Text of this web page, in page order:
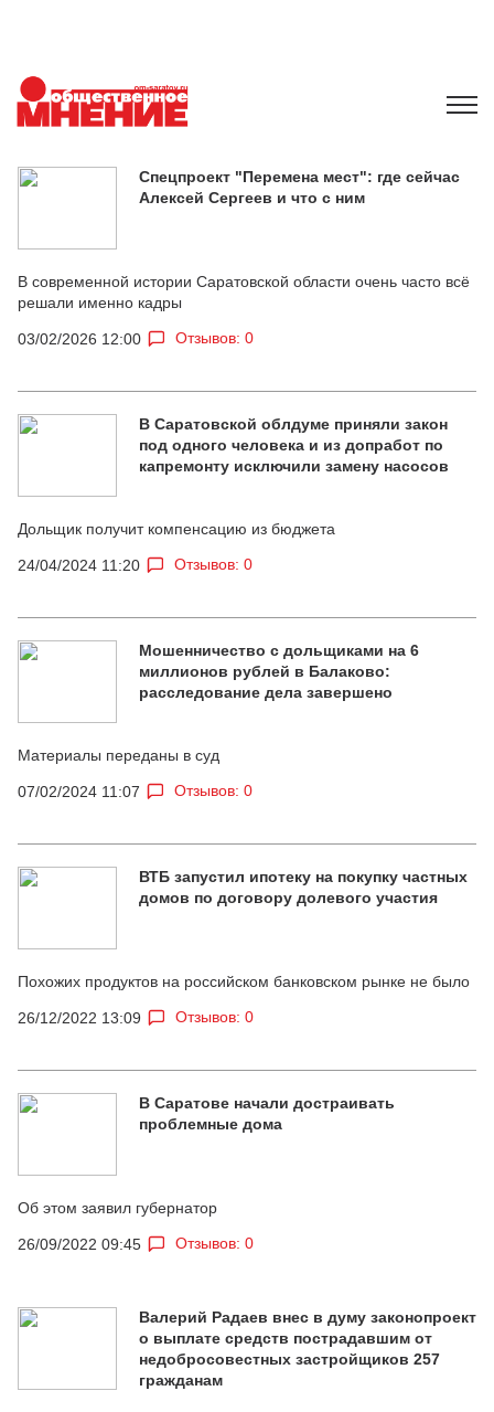
Спецпроект "Перемена мест": где сейчас
Алексей Сергеев и что с ним
В современной истории Саратовской области очень часто всё
решали именно кадры
03/02/2026 12:00 Отзывов: 0
В Саратовской облдуме приняли закон
под одного человека и из допработ по
капремонту исключили замену насосов
Дольщик получит компенсацию из бюджета
24/04/2024 11:20 Отзывов: 0
Мошенничество с дольщиками на 6
миллионов рублей в Балаково:
расследование дела завершено
Материалы переданы в суд
07/02/2024 11:07 Отзывов: 0
ВТБ запустил ипотеку на покупку частных
домов по договору долевого участия
Похожих продуктов на российском банковском рынке не было
26/12/2022 13:09 Отзывов: 0
В Саратове начали достраивать
проблемные дома
Об этом заявил губернатор
26/09/2022 09:45 Отзывов: 0
Валерий Радаев внес в думу законопроект
о выплате средств пострадавшим от
недобросовестных застройщиков 257
гражданам